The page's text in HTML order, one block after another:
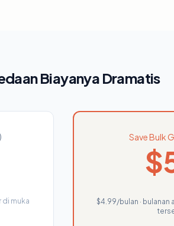
Biayanya Dramatis
di muka
Save Bulk
$4.99/bulan · bulanan